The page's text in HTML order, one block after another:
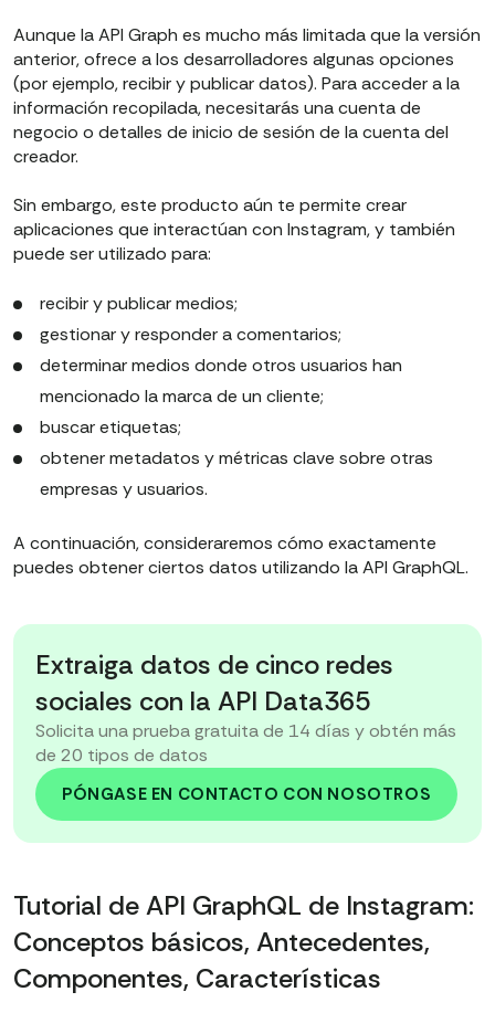
Aunque la API Graph es mucho más limitada que la versión
anterior, ofrece a los desarrolladores algunas opciones
(por ejemplo, recibir y publicar datos). Para acceder a la
información recopilada, necesitarás una cuenta de
negocio o detalles de inicio de sesión de la cuenta del
creador.
Sin embargo, este producto aún te permite crear
aplicaciones que interactúan con Instagram, y también
puede ser utilizado para:
recibir y publicar medios;
gestionar y responder a comentarios;
determinar medios donde otros usuarios han
mencionado la marca de un cliente;
buscar etiquetas;
obtener metadatos y métricas clave sobre otras
empresas y usuarios.
A continuación, consideraremos cómo exactamente
puedes obtener ciertos datos utilizando la API GraphQL.
Extraiga datos de cinco redes
sociales con la API Data365
Solicita una prueba gratuita de 14 días y obtén más
de 20 tipos de datos
PÓNGASE EN CONTACTO CON NOSOTROS
Tutorial de API GraphQL de Instagram:
Conceptos básicos, Antecedentes,
Componentes, Características